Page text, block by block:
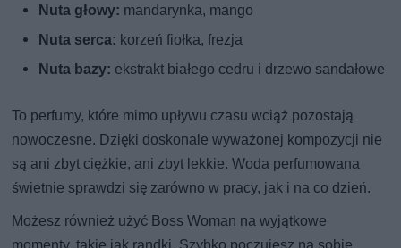
Nuta głowy: mandarynka, mango
Nuta serca: korzeń fiołka, frezja
Nuta bazy: ekstrakt białego cedru i drzewo sandałowe
To perfumy, które mimo upływu czasu wciąż pozostają
nowoczesne. Dzięki doskonale wyważonej kompozycji nie
są ani zbyt ciężkie, ani zbyt lekkie. Woda perfumowana
świetnie sprawdzi się zarówno w pracy, jak i na co dzień.
Możesz również użyć Boss Woman na wyjątkowe